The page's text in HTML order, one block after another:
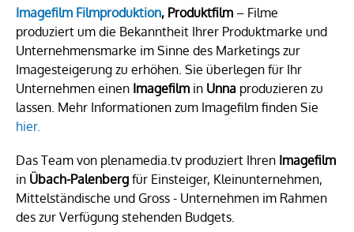
Imagefilm Filmproduktion, Produktfilm – Filme
produziert um die Bekanntheit Ihrer Produktmarke und
Unternehmensmarke im Sinne des Marketings zur
Imagesteigerung zu erhöhen. Sie überlegen für Ihr
Unternehmen einen Imagefilm in Unna produzieren zu
lassen. Mehr Informationen zum Imagefilm finden Sie
hier.
Das Team von plenamedia.tv produziert Ihren Imagefilm
in Übach-Palenberg für Einsteiger, Kleinunternehmen,
Mittelständische und Gross - Unternehmen im Rahmen
des zur Verfügung stehenden Budgets.